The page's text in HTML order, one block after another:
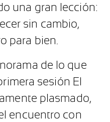
una gran lección:
sin cambio,
para bien.
de lo que
sesión El
plasmado,
encuentro con